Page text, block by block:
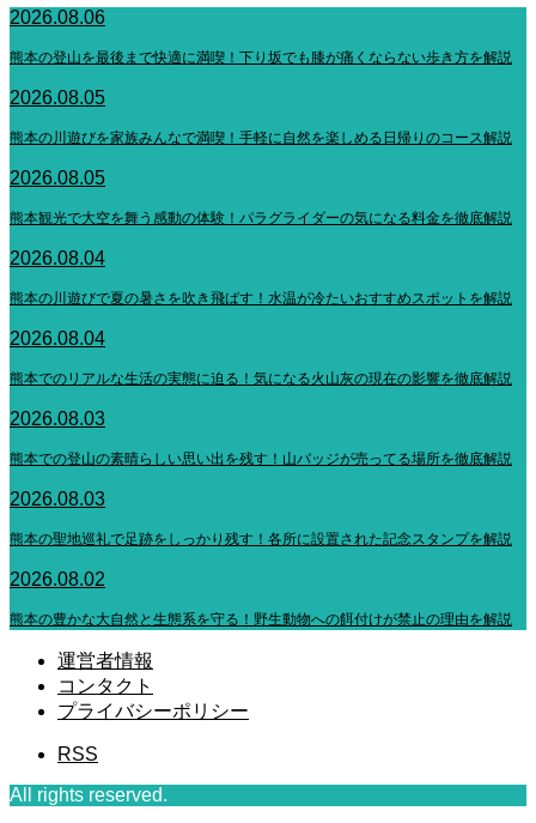
2026.08.06
熊本の登山を最後まで快適に満喫！下り坂でも膝が痛くならない歩き方を解説
2026.08.05
熊本の川遊びを家族みんなで満喫！手軽に自然を楽しめる日帰りのコース解説
2026.08.05
熊本観光で大空を舞う感動の体験！パラグライダーの気になる料金を徹底解説
2026.08.04
熊本の川遊びで夏の暑さを吹き飛ばす！水温が冷たいおすすめスポットを解説
2026.08.04
熊本でのリアルな生活の実態に迫る！気になる火山灰の現在の影響を徹底解説
2026.08.03
熊本での登山の素晴らしい思い出を残す！山バッジが売ってる場所を徹底解説
2026.08.03
熊本の聖地巡礼で足跡をしっかり残す！各所に設置された記念スタンプを解説
2026.08.02
熊本の豊かな大自然と生態系を守る！野生動物への餌付けが禁止の理由を解説
運営者情報
コンタクト
プライバシーポリシー
RSS
All rights reserved.